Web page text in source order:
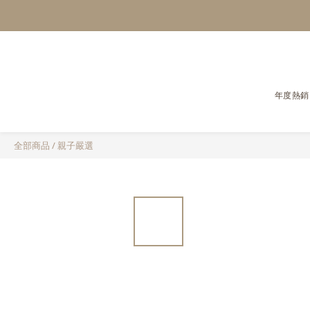
年度熱銷
全部商品 /親子嚴選